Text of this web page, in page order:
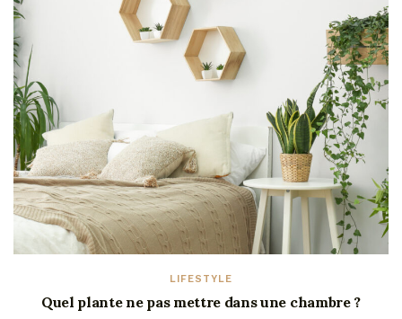
LIFESTYLE
Quel plante ne pas mettre dans une chambre ?